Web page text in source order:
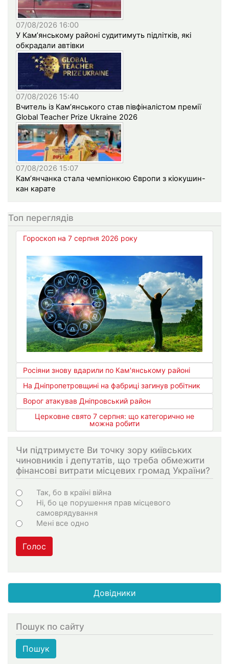
07/08/2026 16:00
У Кам’янському районі судитимуть підлітків, які
обкрадали автівки
07/08/2026 15:40
Вчитель із Кам’янського став півфіналістом премії
Global Teacher Prize Ukraine 2026
07/08/2026 15:07
Кам’янчанка стала чемпіонкою Європи з кіокушин-
кан карате
Топ переглядів
Гороскоп на 7 серпня 2026 року
Росіяни знову вдарили по Кам'янському районі
На Дніпропетровщині на фабриці загинув робітник
Ворог атакував Дніпровський район
Церковне свято 7 серпня: що категорично не
можна робити
Чи підтримуєте Ви точку зору київських
чиновників і депутатів, що треба обмежити
фінансові витрати місцевих громад України?
Choices
Так, бо в країні війна
Ні, бо це порушення прав місцевого
самоврядування
Мені все одно
Голос
Довідники
Пошук по сайту
Пошук